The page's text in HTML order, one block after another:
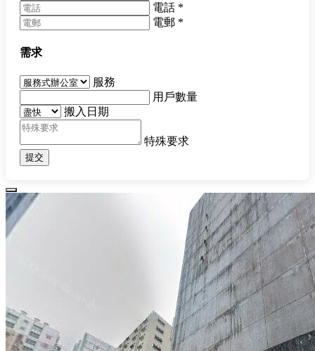
電話 *
電郵 *
需求
服務
用戶數量
搬入日期
特殊要求
提交